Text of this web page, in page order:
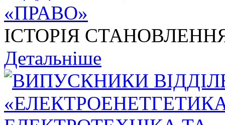
ІСТОРІЯ
Детальніше